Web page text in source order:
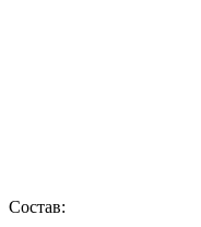
Состав: